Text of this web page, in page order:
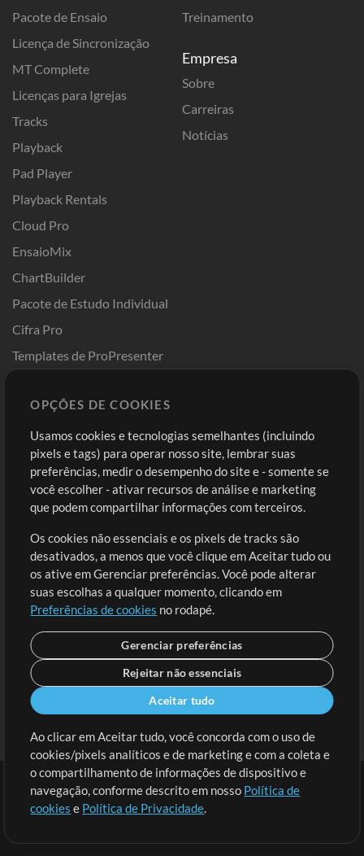
Pacote de Ensaio
Licença de Sincronização
MT Complete
Licenças para Igrejas
Tracks
Playback
Pad Player
Playback Rentals
Cloud Pro
EnsaioMix
ChartBuilder
Pacote de Estudo Individual
Cifra Pro
Templates de ProPresenter
Treinamento
Empresa
Sobre
Carreiras
Notícias
Comprar Créditos
Conteúdo Grátis
Solicite uma Música
Extras
Sessões
Envie seu conteúdo
Playlist
MT Conference
Entre
Cadastre-se
Ir ao carrinho
Termos | Política de Privacidade
OPÇÕES DE COOKIES
Usamos cookies e tecnologias semelhantes (incluindo
pixels e tags) para operar nosso site, lembrar suas
preferências, medir o desempenho do site e - somente se
você escolher - ativar recursos de análise e marketing
que podem compartilhar informações com terceiros.
Os cookies não essenciais e os pixels de tracks são
desativados, a menos que você clique em Aceitar tudo ou
os ative em Gerenciar preferências. Você pode alterar
suas escolhas a qualquer momento, clicando em
Preferências de cookies no rodapé.
Gerenciar preferências
Rejeitar não essenciais
Aceitar tudo
Ao clicar em Aceitar tudo, você concorda com o uso de
cookies/pixels analíticos e de marketing e com a coleta e
o compartilhamento de informações de dispositivo e
navegação, conforme descrito em nosso Política de
cookies e Política de Privacidade.